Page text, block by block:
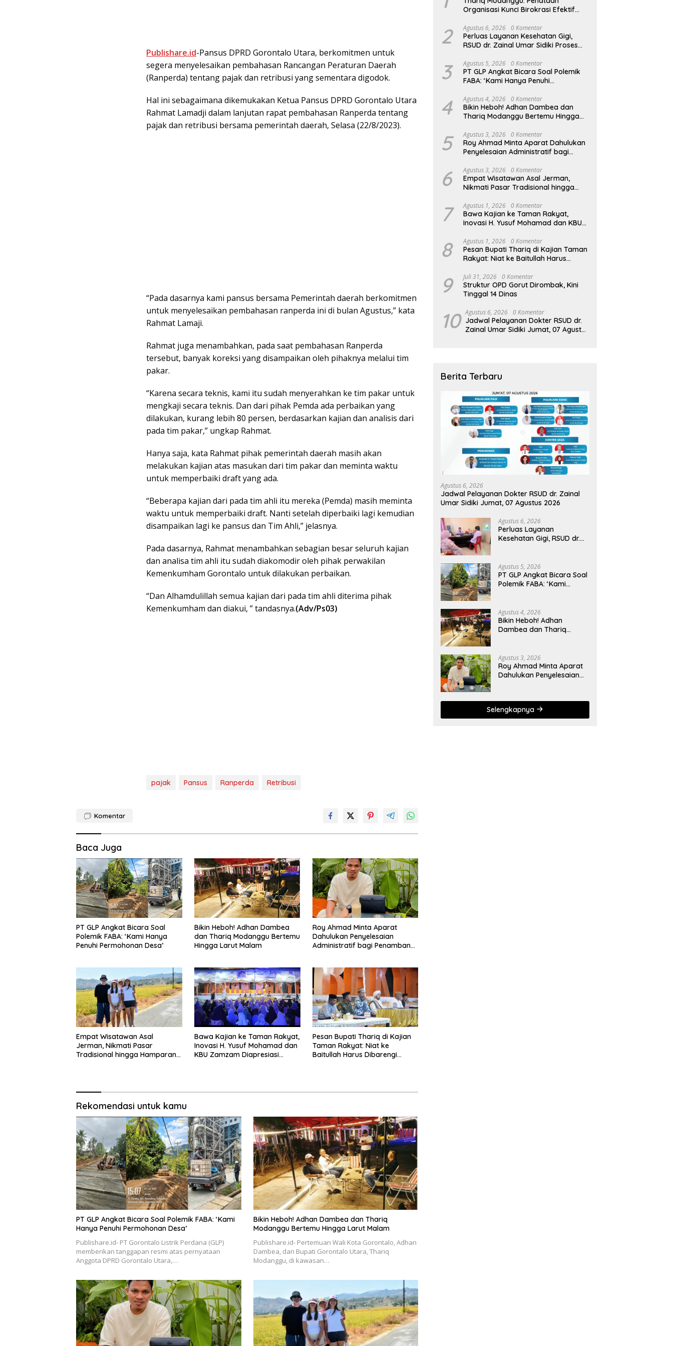
Publishare.id-Pansus DPRD Gorontalo Utara, berkomitmen untuk
segera menyelesaikan pembahasan Rancangan Peraturan Daerah
(Ranperda) tentang pajak dan retribusi yang sementara digodok.
Hal ini sebagaimana dikemukakan Ketua Pansus DPRD Gorontalo Utara
Rahmat Lamadji dalam lanjutan rapat pembahasan Ranperda tentang
pajak dan retribusi bersama pemerintah daerah, Selasa (22/8/2023).
“Pada dasarnya kami pansus bersama Pemerintah daerah berkomitmen
untuk menyelesaikan pembahasan ranperda ini di bulan Agustus,” kata
Rahmat Lamaji.
Rahmat juga menambahkan, pada saat pembahasan Ranperda
tersebut, banyak koreksi yang disampaikan oleh pihaknya melalui tim
pakar.
“Karena secara teknis, kami itu sudah menyerahkan ke tim pakar untuk
mengkaji secara teknis. Dan dari pihak Pemda ada perbaikan yang
dilakukan, kurang lebih 80 persen, berdasarkan kajian dan analisis dari
pada tim pakar,” ungkap Rahmat.
Hanya saja, kata Rahmat pihak pemerintah daerah masih akan
melakukan kajian atas masukan dari tim pakar dan meminta waktu
untuk memperbaiki draft yang ada.
“Beberapa kajian dari pada tim ahli itu mereka (Pemda) masih meminta
waktu untuk memperbaiki draft. Nanti setelah diperbaiki lagi kemudian
disampaikan lagi ke pansus dan Tim Ahli,” jelasnya.
Pada dasarnya, Rahmat menambahkan sebagian besar seluruh kajian
dan analisa tim ahli itu sudah diakomodir oleh pihak perwakilan
Kemenkumham Gorontalo untuk dilakukan perbaikan.
“Dan Alhamdulillah semua kajian dari pada tim ahli diterima pihak
Kemenkumham dan diakui, ” tandasnya.(Adv/Ps03)
pajak Pansus Ranperda Retribusi
Komentar
Baca Juga
PT GLP Angkat Bicara Soal
Polemik FABA: ‘Kami Hanya
Penuhi Permohonan Desa’
Bikin Heboh! Adhan Dambea
dan Thariq Modanggu Bertemu
Hingga Larut Malam
Roy Ahmad Minta Aparat
Dahulukan Penyelesaian
Administratif bagi Penambang
Empat Wisatawan Asal
Jerman, Nikmati Pasar
Tradisional hingga Hamparan
Bawa Kajian ke Taman Rakyat,
Inovasi H. Yusuf Mohamad dan
KBU Zamzam Diapresiasi
Pesan Bupati Thariq di Kajian
Taman Rakyat: Niat ke
Baitullah Harus Dibarengi
Rekomendasi untuk kamu
PT GLP Angkat Bicara Soal Polemik FABA: ‘Kami
Hanya Penuhi Permohonan Desa’
Publishare.id- PT Gorontalo Listrik Perdana (GLP)
memberikan tanggapan resmi atas pernyataan
Anggota DPRD Gorontalo Utara,…
Bikin Heboh! Adhan Dambea dan Thariq
Modanggu Bertemu Hingga Larut Malam
Publishare.id- Pertemuan Wali Kota Gorontalo, Adhan
Dambea, dan Bupati Gorontalo Utara, Thariq
Modanggu, di kawasan…
Organisasi Kunci Birokrasi Efektif
2 Agustus 6, 2026 0 Komentar
Perluas Layanan Kesehatan Gigi,
RSUD dr. Zainal Umar Sidiki Proses
Konservasi Gigi
3 Agustus 5, 2026 0 Komentar
PT GLP Angkat Bicara Soal Polemik
FABA: ‘Kami Hanya Penuhi
4 Agustus 4, 2026 0 Komentar
Bikin Heboh! Adhan Dambea dan
Thariq Modanggu Bertemu Hingga
5 Agustus 3, 2026 0 Komentar
Roy Ahmad Minta Aparat Dahulukan
Penyelesaian Administratif bagi
6 Agustus 3, 2026 0 Komentar
Empat Wisatawan Asal Jerman,
Nikmati Pasar Tradisional hingga
7 Agustus 1, 2026 0 Komentar
Bawa Kajian ke Taman Rakyat,
Inovasi H. Yusuf Mohamad dan KBU
8 Agustus 1, 2026 0 Komentar
Pesan Bupati Thariq di Kajian Taman
Rakyat: Niat ke Baitullah Harus
9 Juli 31, 2026 0 Komentar
Struktur OPD Gorut Dirombak, Kini
Tinggal 14 Dinas
10 Agustus 6, 2026 0 Komentar
Jadwal Pelayanan Dokter RSUD dr.
Zainal Umar Sidiki Jumat, 07 Agustus
Berita Terbaru
Agustus 6, 2026
Jadwal Pelayanan Dokter RSUD dr. Zainal
Umar Sidiki Jumat, 07 Agustus 2026
Agustus 6, 2026
Perluas Layanan
Kesehatan Gigi, RSUD dr.
Konservasi Gigi
Agustus 5, 2026
PT GLP Angkat Bicara Soal
Polemik FABA: ‘Kami
Agustus 4, 2026
Bikin Heboh! Adhan
Dambea dan Thariq
Agustus 3, 2026
Roy Ahmad Minta Aparat
Dahulukan Penyelesaian
Selengkapnya